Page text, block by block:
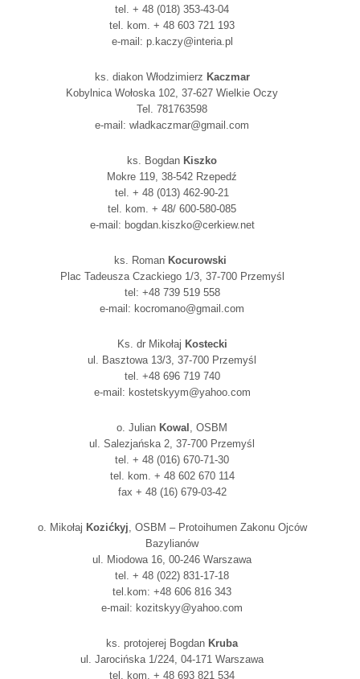
tel. + 48 (018) 353-43-04
tel. kom. + 48 603 721 193
e-mail: p.kaczy@interia.pl
ks. diakon Włodzimierz Kaczmar
Kobylnica Wołoska 102, 37-627 Wielkie Oczy
Tel. 781763598
e-mail: wladkaczmar@gmail.com
ks. Bogdan Kiszko
Mokre 119, 38-542 Rzepedź
tel. + 48 (013) 462-90-21
tel. kom. + 48/ 600-580-085
e-mail: bogdan.kiszko@cerkiew.net
ks. Roman Kocurowski
Plac Tadeusza Czackiego 1/3, 37-700 Przemyśl
tel: +48 739 519 558
e-mail: kocromano@gmail.com
Ks. dr Mikołaj Kostecki
ul. Basztowa 13/3, 37-700 Przemyśl
tel. +48 696 719 740
e-mail: kostetskyym@yahoo.com
o. Julian Kowal , OSBM
ul. Salezjańska 2, 37-700 Przemyśl
tel. + 48 (016) 670-71-30
tel. kom. + 48 602 670 114
fax + 48 (16) 679-03-42
o. Mikołaj Kozićkyj, OSBM – Protoihumen Zakonu Ojców
Bazylianów
ul. Miodowa 16, 00-246 Warszawa
tel. + 48 (022) 831-17-18
tel.kom: +48 606 816 343
e-mail: kozitskyy@yahoo.com
ks. protojerej Bogdan Kruba
ul. Jarocińska 1/224, 04-171 Warszawa
tel. kom. + 48 693 821 534